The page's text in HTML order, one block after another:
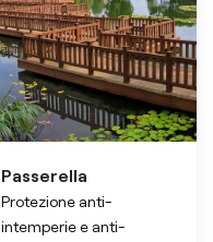
Passerella
Protezione anti-
intemperie e anti-